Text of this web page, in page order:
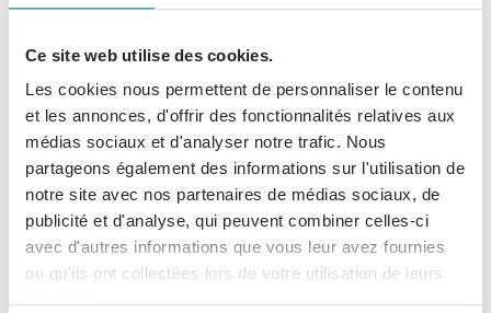
Ce site web utilise des cookies.
Les cookies nous permettent de personnaliser le contenu
et les annonces, d'offrir des fonctionnalités relatives aux
médias sociaux et d'analyser notre trafic. Nous
partageons également des informations sur l'utilisation de
notre site avec nos partenaires de médias sociaux, de
publicité et d'analyse, qui peuvent combiner celles-ci
avec d'autres informations que vous leur avez fournies
ou qu'ils ont collectées lors de votre utilisation de leurs
Summer Sale
Emco pompe doseuse
plastique chrome
Livraison:sous 7 jours
Prix 27,99
23,79